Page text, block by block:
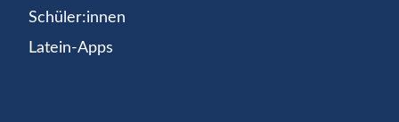
Schüler:innen
Latein-Apps